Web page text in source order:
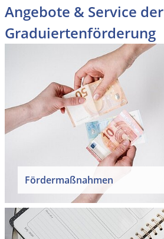
Angebote & Service der
Graduiertenförderung
Fördermaßnahmen